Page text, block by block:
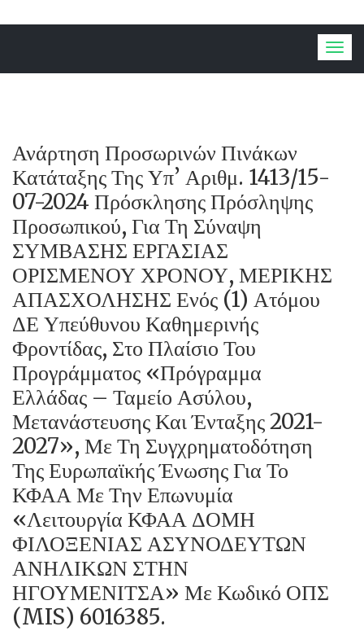
Ανάρτηση Προσωρινών Πινάκων
Κατάταξης Της Υπ’ Αριθμ. 1413/15-
07-2024 Πρόσκλησης Πρόσληψης
Προσωπικού, Για Τη Σύναψη
ΣΥΜΒΑΣΗΣ ΕΡΓΑΣΙΑΣ
ΟΡΙΣΜΕΝΟΥ ΧΡΟΝΟΥ, ΜΕΡΙΚΗΣ
ΑΠΑΣΧΟΛΗΣΗΣ Ενός (1) Ατόμου
ΔΕ Υπεύθυνου Καθημερινής
Φροντίδας, Στο Πλαίσιο Του
Προγράμματος «Πρόγραμμα
Ελλάδας – Ταμείο Ασύλου,
Μετανάστευσης Και Ένταξης 2021-
2027», Με Τη Συγχρηματοδότηση
Της Ευρωπαϊκής Ένωσης Για Το
ΚΦΑΑ Με Την Επωνυμία
«Λειτουργία ΚΦΑΑ ΔΟΜΗ
ΦΙΛΟΞΕΝΙΑΣ ΑΣΥΝΟΔΕΥΤΩΝ
ΑΝΗΛΙΚΩΝ ΣΤΗΝ
ΗΓΟΥΜΕΝΙΤΣΑ» Με Κωδικό ΟΠΣ
(MIS) 6016385.